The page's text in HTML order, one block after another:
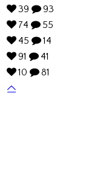
39
93
74
55
45
14
91
41
10
81